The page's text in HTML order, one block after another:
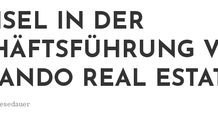
IN DER
REAL